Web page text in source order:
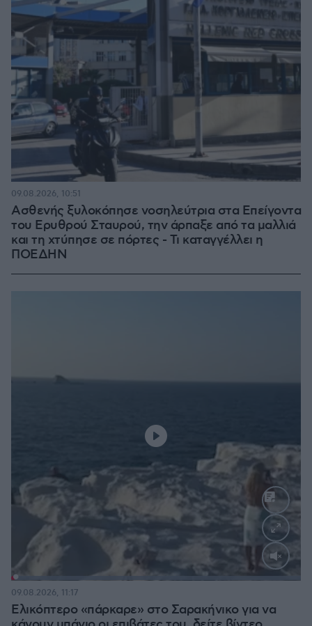
Ασθενής ξυλοκόπησε νοσηλεύτρια στα Επείγοντα
του Ερυθρού Σταυρού, την άρπαξε από τα μαλλιά
και τη χτύπησε σε πόρτες - Τι καταγγέλλει η
ΠΟΕΔΗΝ
09.08.2026, 10:51
Loaded
Ελικόπτερο «πάρκαρε» στο Σαρακήνικο για να
09.08.2026, 11:17